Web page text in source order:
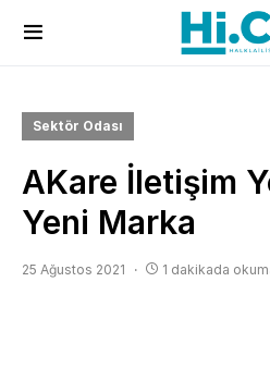
Sektör Odası
AKare İletişim
Yeni Marka
25 Ağustos 2021 1 dakikada